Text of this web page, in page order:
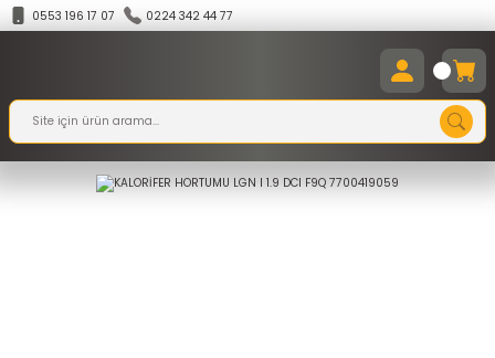
0553 196 17 07 0224 342 44 77